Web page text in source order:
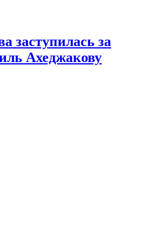
заступилась за
Ахеджакову